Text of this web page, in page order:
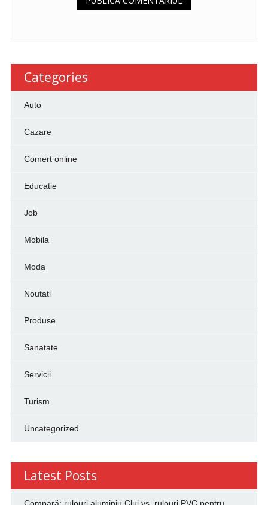
Categories
Auto
Cazare
Comert online
Educatie
Job
Mobila
Moda
Noutati
Produse
Sanatate
Servicii
Turism
Uncategorized
Latest Posts